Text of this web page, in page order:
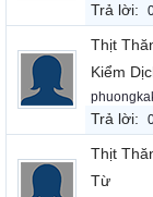
Trả lời:
Thịt
Kiểm
Trả lời:
Thịt
Từ